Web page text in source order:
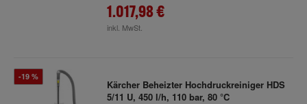
1.017,98 €
inkl. MwSt.
-19 %
Kärcher Beheizter Hochdruckreiniger HDS
5/11 U, 450 l/h, 110 bar, 80 °C